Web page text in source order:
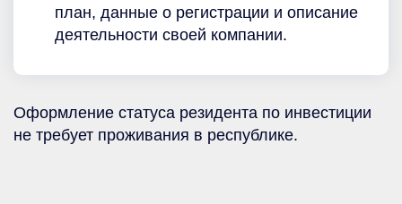
план, данные о регистрации и описание
деятельности своей компании.
Оформление статуса резидента по инвестиции
не требует проживания в республике.